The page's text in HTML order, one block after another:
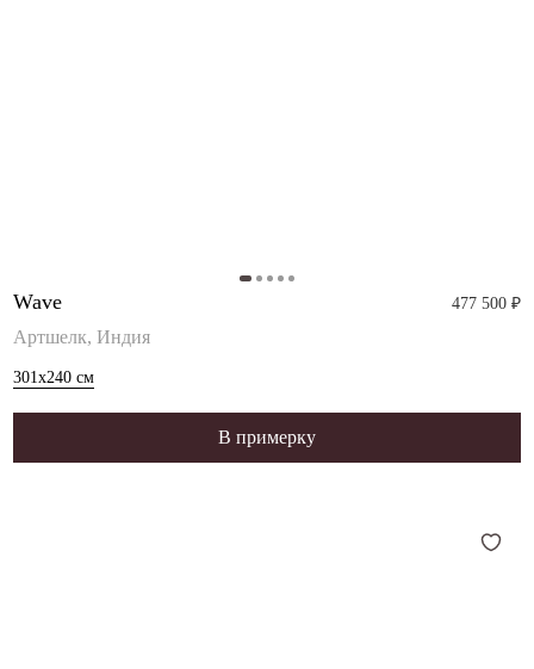
Wave 477 500 ₽
Артшелк, Индия
301x240 см
В примерку